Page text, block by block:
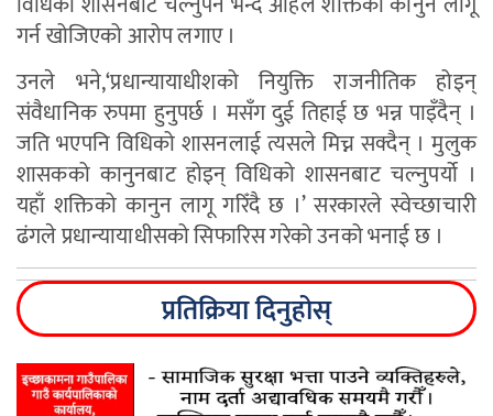
गर्न खोजिएको आरोप लगाए ।
उनले भने,‘प्रधान्यायाधीशको नियुक्ति राजनीतिक होइन्
संवैधानिक रुपमा हुनुपर्छ । मसँग दुई तिहाई छ भन्न पाइँदैन् ।
जति भएपनि विधिको शासनलाई त्यसले मिच्न सक्दैन् । मुलुक
शासकको कानुनबाट होइन् विधिको शासनबाट चल्नुपर्यो ।
यहाँ शक्तिको कानुन लागू गरिँदै छ ।’ सरकारले स्वेच्छाचारी
ढंगले प्रधान्यायाधीसको सिफारिस गरेको उनको भनाई छ ।
प्रतिक्रिया दिनुहोस्